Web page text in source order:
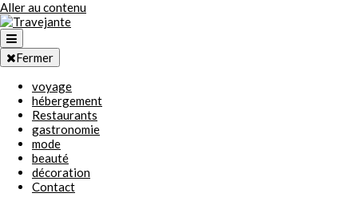
Aller au contenu
Travejante
Fermer
voyage
hébergement
Restaurants
gastronomie
mode
beauté
décoration
Contact